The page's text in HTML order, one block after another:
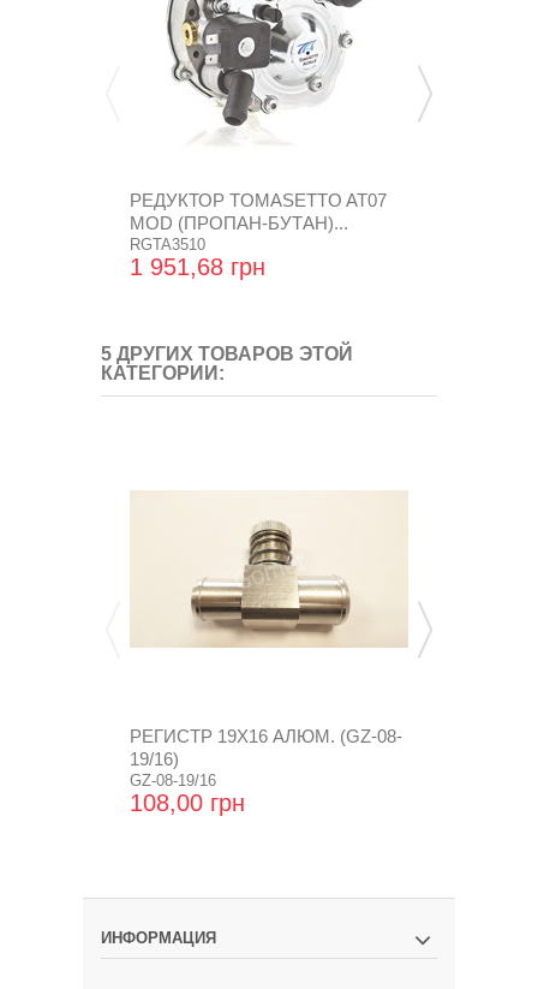
РЕДУКТОР TOMASETTO AT07
MOD (ПРОПАН-БУТАН)...
RGTA3510
1 951,68 грн
5 ДРУГИХ ТОВАРОВ ЭТОЙ
КАТЕГОРИИ:
РЕГИСТР 19Х16 АЛЮМ. (GZ-08-
19/16)
GZ-08-19/16
108,00 грн
ИНФОРМАЦИЯ